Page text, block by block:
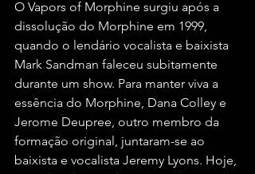
O Vapors of Morphine surgiu após a
dissolução do Morphine em 1999,
quando o lendário vocalista e baixista
Mark Sandman faleceu subitamente
durante um show. Para manter viva a
essência do Morphine, Dana Colley e
Jerome Deupree, outro membro da
formação original, juntaram-se ao
baixista e vocalista Jeremy Lyons. Hoje,